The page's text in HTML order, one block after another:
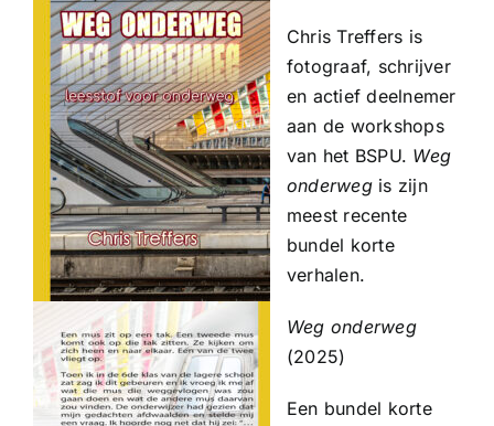
Chris Treffers is
fotograaf, schrijver
en actief deelnemer
aan de workshops
van het BSPU. Weg
onderwegis zijn
meest recente
bundel korte
verhalen.
Weg onderweg
(2025)
Een bundel korte